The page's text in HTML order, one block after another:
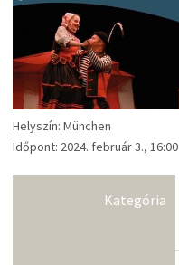
Helyszín: München
Időpont: 2024. február 3., 16:00
Kategória